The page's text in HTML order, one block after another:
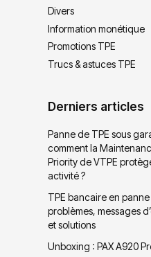
Divers
Information monétique
Promotions TPE
Trucs & astuces TPE
Derniers articles
Panne de TPE sous
comment la
Priority de VTPE
activité ?
TPE bancaire en panne
problèmes, messages
et solutions
Unboxing : PAX A920